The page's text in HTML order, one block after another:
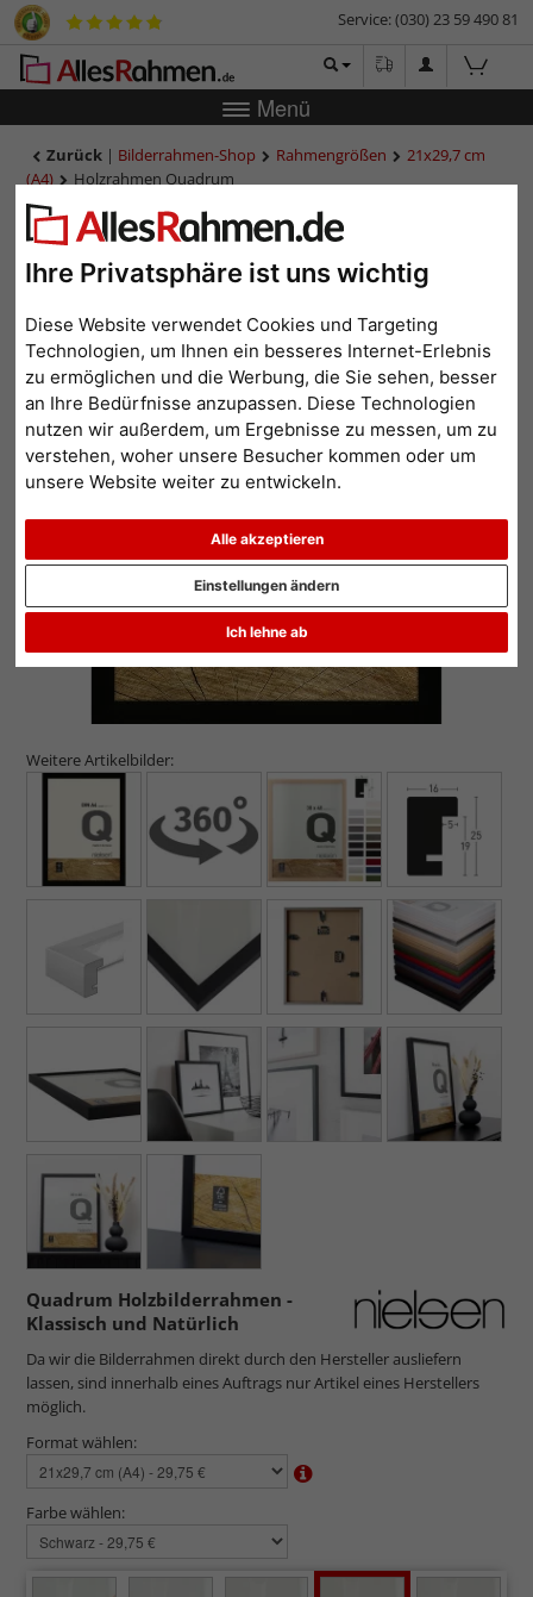
Ihre Privatsphäre ist uns wichtig
Diese Website verwendet Cookies und Targeting
Technologien, um Ihnen ein besseres Internet-Erlebnis
zu ermöglichen und die Werbung, die Sie sehen, besser
an Ihre Bedürfnisse anzupassen. Diese Technologien
nutzen wir außerdem, um Ergebnisse zu messen, um zu
verstehen, woher unsere Besucher kommen oder um
unsere Website weiter zu entwickeln.
Alle akzeptieren
Ich lehne ab
Einstellungen ändern
Service: (030) 23 59 490 81
Menü
Zurück | Bilderrahmen-Shop Rahmengrößen
21x29,7 cm
(A4)
Holzrahmen Quadrum
Holzrahmen Quadrum
Zurück
Weitere Artikelbilder:
Quadrum Holzbilderrahmen -
Klassisch und Natürlich
Da wir die Bilderrahmen direkt durch den Hersteller ausliefern
lassen, sind innerhalb eines Auftrags nur Artikel eines Herstellers
möglich.
Format wählen:
Farbe wählen: